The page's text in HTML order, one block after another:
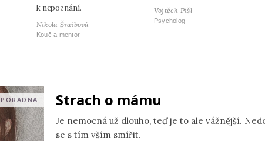
k nepoznání.
Nikola Šraibová
Kouč a mentor
Vojtěch Pišl
Psycholog
PORADNA Strach o mámu
Je nemocná už dlouho, teď je to ale vážnější.
se s tím vším smířit.